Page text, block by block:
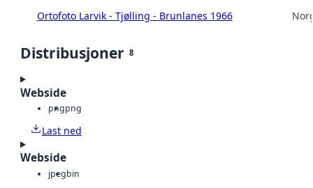
Ortofoto Larvik - Tjølling - Brunlanes 1966
Distribusjoner 8
Webside
pngpng
Last ned
Webside
jpegbin